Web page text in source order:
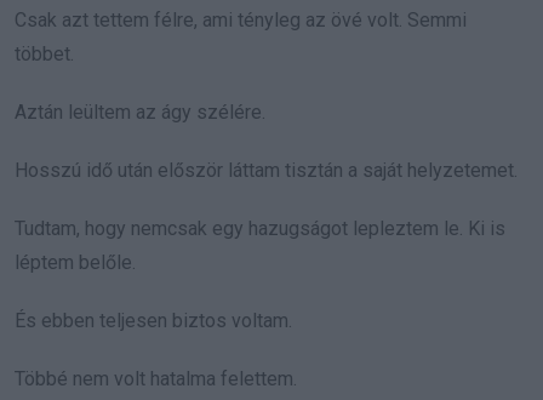
Csak azt tettem félre, ami tényleg az övé volt. Semmi
többet.
Aztán leültem az ágy szélére.
Hosszú idő után először láttam tisztán a saját helyzetemet.
Tudtam, hogy nemcsak egy hazugságot lepleztem le. Ki is
léptem belőle.
És ebben teljesen biztos voltam.
Többé nem volt hatalma felettem.